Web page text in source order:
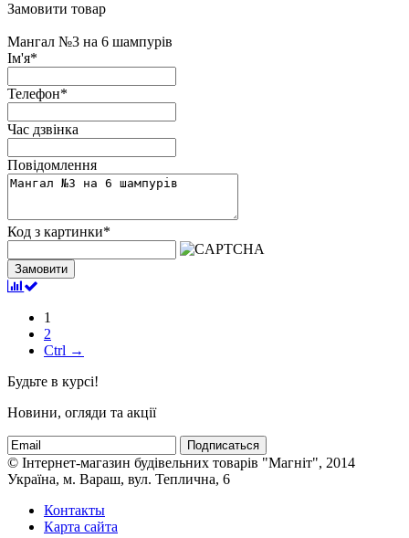
Замовити товар
Мангал №3 на 6 шампурів
Ім'я*
Телефон*
Час дзвінка
Повідомлення
Код з картинки*
Замовити
1
2
Ctrl →
Будьте в курсі!
Новини, огляди та акції
Подписаться
© Інтернет-магазин будівельних товарів "Магніт", 2014
Україна, м. Вараш, вул. Теплична, 6
Контакты
Карта сайта